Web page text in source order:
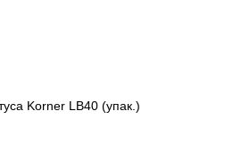
Korner LB40 (упак.)